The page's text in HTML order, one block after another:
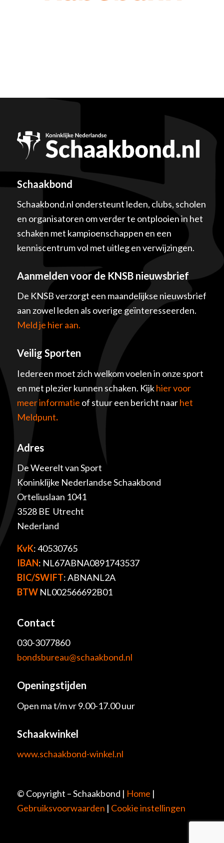
Schaakbond
Schaakbond.nl ondersteunt leden, clubs, scholen
en organisatoren om verder te ontplooien in het
schaken met kampioenschappen en een
kenniscentrum vol met uitleg en verwijzingen.
Aanmelden voor de KNSB nieuwsbrief
De KNSB verzorgt een maandelijkse nieuwsbrief
aan zowel leden als overige geïnteresseerden.
Meld je hier aan.
Veilig Sporten
Iedereen moet zich welkom voelen in onze sport
en met plezier kunnen schaken. Kijkhier voor
meer informatie of stuur een bericht naarhet
Meldpunt.
Adres
De Weerelt van Sport
Koninklijke Nederlandse Schaakbond
Orteliuslaan 1041
3528 BE Utrecht
Nederland
KvK: 40530765
IBAN: NL67ABNA0891743537
BIC/SWIFT: ABNANL2A
BTWNL002566692B01
Contact
030-3077860
bondsbureau@schaakbond.nl
Openingstijden
Open ma t/m vr 9.00-17.00 uur
Schaakwinkel
www.schaakbond-winkel.nl
© Copyright – Schaakbond | Home |
Gebruiksvoorwaarden | Cookie instellingen